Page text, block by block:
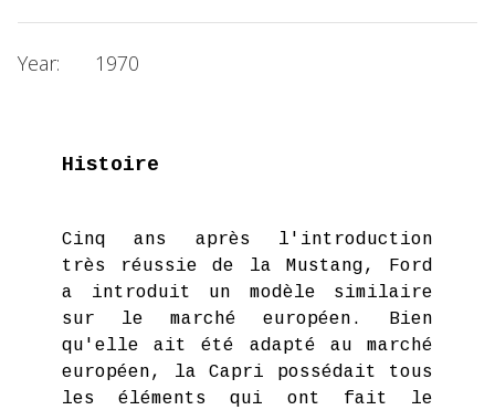
Year: 1970
Histoire
Cinq ans après l'introduction
très réussie de la Mustang, Ford
a introduit un modèle similaire
sur le marché européen. Bien
qu'elle ait été adapté au marché
européen, la Capri possédait tous
les éléments qui ont fait le